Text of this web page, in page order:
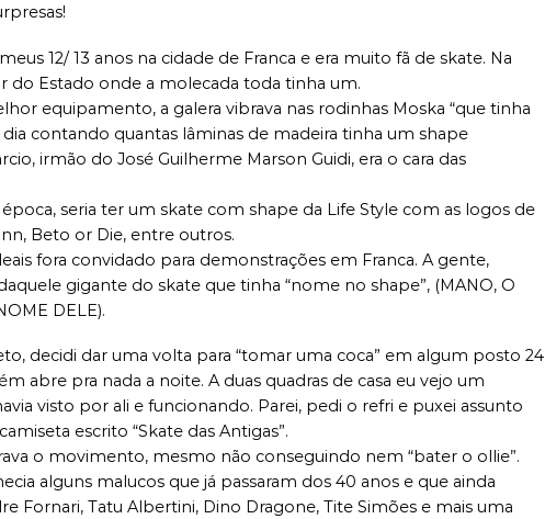
12/ 13 anos na cidade de Franca e era muito fã de skate. Na
do Estado onde a molecada toda tinha um.
equipamento, a galera vibrava nas rodinhas Moska “que tinha
contando quantas lâminas de madeira tinha um shape
irmão do José Guilherme Marson Guidi, era o cara das
seria ter um skate com shape da Life Style com as logos de
Beto or Die, entre outros.
fora convidado para demonstrações em Franca. A gente,
gigante do skate que tinha “nome no shape”, (MANO, O
DELE).
decidi dar uma volta para “tomar uma coca” em algum posto 24
abre pra nada a noite. A duas quadras de casa eu vejo um
visto por ali e funcionando. Parei, pedi o refri e puxei assunto
escrito “Skate das Antigas”.
o movimento, mesmo não conseguindo nem “bater o ollie”.
alguns malucos que já passaram dos 40 anos e que ainda
Fornari, Tatu Albertini, Dino Dragone, Tite Simões e mais uma